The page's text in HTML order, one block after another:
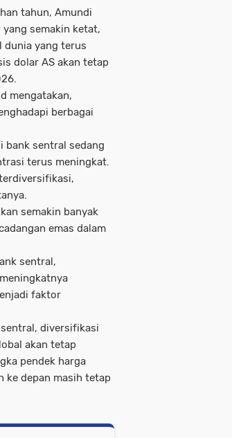
tahun, Amundi
semakin ketat,
dunia yang terus
dolar AS akan tetap
mengatakan,
berbagai
bank sentral sedang
terus meningkat.
semakin banyak
emas dalam
sentral,
faktor
diversifikasi
akan tetap
pendek harga
ke depan masih tetap